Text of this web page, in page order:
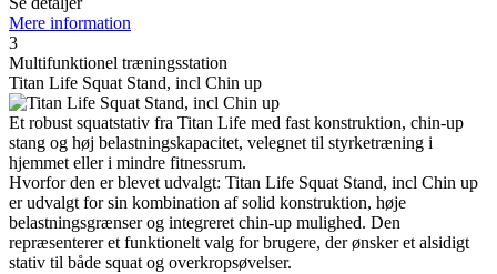
Mere information
3
Multifunktionel træningsstation
Titan Life Squat Stand, incl Chin up
Et robust squatstativ fra Titan Life med fast konstruktion, chin-up
stang og høj belastningskapacitet, velegnet til styrketræning i
hjemmet eller i mindre fitnessrum.
Hvorfor den er blevet udvalgt: Titan Life Squat Stand, incl Chin up
er udvalgt for sin kombination af solid konstruktion, høje
belastningsgrænser og integreret chin-up mulighed. Den
repræsenterer et funktionelt valg for brugere, der ønsker et alsidigt
stativ til både squat og overkropsøvelser.